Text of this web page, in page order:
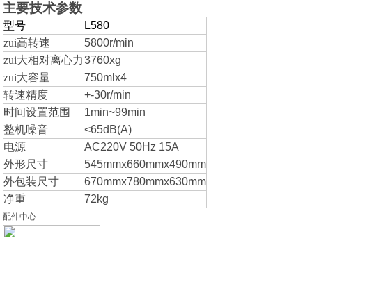
主要技术参数
型号
L580
zui高转速
5800r/min
zui大相对离心力3760xg
zui大容量
750mlx4
转速精度
+-30r/min
时间设置范围
1min~99min
整机噪音
<65dB(A)
电源
AC220V 50Hz 15A
外形尺寸
545mmx660mmx490mm
外包装尺寸
670mmx780mmx630mm
净重
72kg
配件中心